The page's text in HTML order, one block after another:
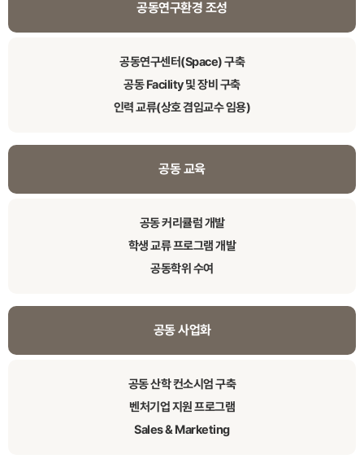
공동연구환경 조성
공동연구센터(Space) 구축
공동 Facility 및 장비 구축
인력 교류(상호 겸임교수 임용)
공동 교육
공동 커리큘럼 개발
학생 교류 프로그램 개발
공동학위 수여
공동 사업화
공동 산학 컨소시엄 구축
벤처기업 지원 프로그램
Sales & Marketing